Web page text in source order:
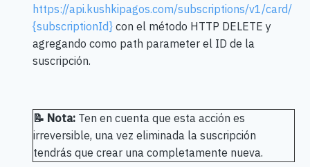
https://api.kushkipagos.com/subscriptions/v1/card/
{subscriptionId}con el método HTTP DELETE y
agregando como path parameter el ID de la
suscripción.
📝 Nota: Ten en cuenta que esta acción es
irreversible, una vez eliminada la suscripción
tendrás que crear una completamente nueva.